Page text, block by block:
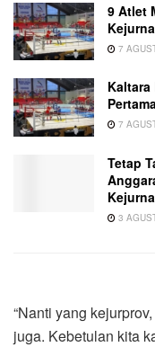
9 Atlet
7
Kaltara
7
Tetap
3
“Nanti yang
juga. Kebetulan kita